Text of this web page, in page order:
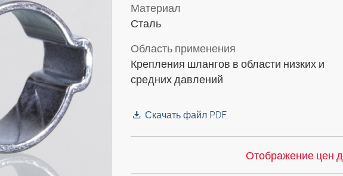
Материал
Сталь
Область применения
Крепления шлангов в области низких и
средних давлений
Скачать файл PDF
Отображение цен